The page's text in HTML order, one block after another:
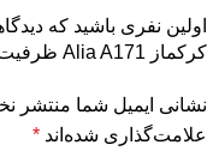
اولین نفری باشید که
کرکماز Alia A171 ظرفیت 7 لیتر”
نشانی ایمیل شما منتشر
علامت‌گذاری شده‌اند *